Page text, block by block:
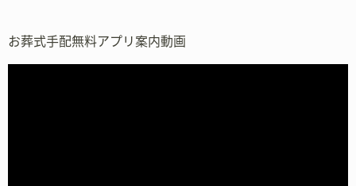
お葬式手配無料アプリ案内動画